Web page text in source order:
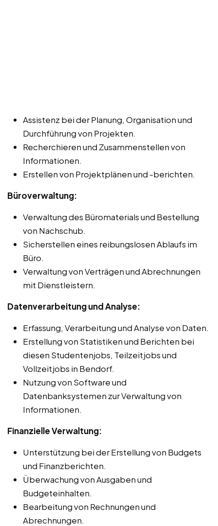
Assistenz bei der Planung, Organisation und
Durchführung von Projekten.
Recherchieren und Zusammenstellen von
Informationen.
Erstellen von Projektplänen und -berichten.
Büroverwaltung:
Verwaltung des Büromaterials und Bestellung
von Nachschub.
Sicherstellen eines reibungslosen Ablaufs im
Büro.
Verwaltung von Verträgen und Abrechnungen
mit Dienstleistern.
Datenverarbeitung und Analyse:
Erfassung, Verarbeitung und Analyse von Daten.
Erstellung von Statistiken und Berichten bei
diesen Studentenjobs, Teilzeitjobs und
Vollzeitjobs in Bendorf.
Nutzung von Software und
Datenbanksystemen zur Verwaltung von
Informationen.
Finanzielle Verwaltung:
Unterstützung bei der Erstellung von Budgets
und Finanzberichten.
Überwachung von Ausgaben und
Budgeteinhalten.
Bearbeitung von Rechnungen und
Abrechnungen.